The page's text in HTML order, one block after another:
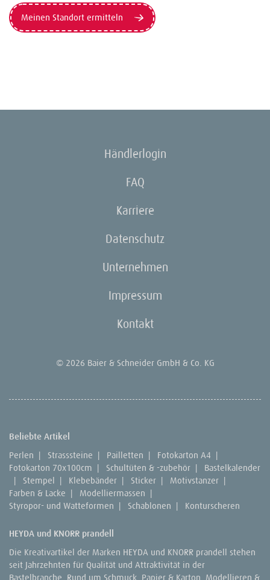
Meinen Standort ermitteln
Händlerlogin
FAQ
Karriere
Datenschutz
Unternehmen
Impressum
Kontakt
© 2026 Baier & Schneider GmbH & Co. KG
Beliebte Artikel
Perlen | Strasssteine | Pailletten | Fotokarton A4 |
Fotokarton 70x100cm | Schultüten & -zubehör |
Bastelkalender
|
Stempel | Klebebänder | Sticker | Motivstanzer |
Farben & Lacke | Modelliermassen |
Styropor- und Watteformen | Schablonen | Konturscheren
HEYDA und KNORR prandell
Die Kreativartikel der Marken HEYDA und KNORR prandell stehen
seit Jahrzehnten für Qualität und Attraktivität in der
Bastelbranche. Rund um Schmuck, Papier & Karton, Modellieren &